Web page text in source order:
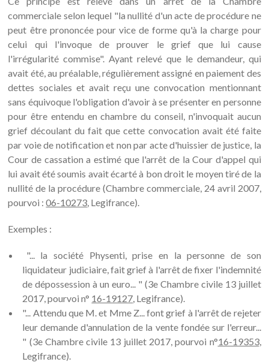
commerciale selon lequel "la nullité d'un acte de procédure ne
peut être prononcée pour vice de forme qu'à la charge pour
celui qui l'invoque de prouver le grief que lui cause
l'irrégularité commise". Ayant relevé que le demandeur, qui
avait été, au préalable, régulièrement assigné en paiement des
dettes sociales et avait reçu une convocation mentionnant
sans équivoque l'obligation d'avoir à se présenter en personne
pour être entendu en chambre du conseil, n'invoquait aucun
grief découlant du fait que cette convocation avait été faite
par voie de notification et non par acte d'huissier de justice, la
Cour de cassation a estimé que l'arrêt de la Cour d'appel qui
lui avait été soumis avait écarté à bon droit le moyen tiré de la
nullité de la procédure (Chambre commerciale, 24 avril 2007,
pourvoi :06-10273, Legifrance).
Exemples :
"... la société Physenti, prise en la personne de son
liquidateur judiciaire, fait grief à l'arrêt de fixer l'indemnité
de dépossession à un euro... " (3e Chambre civile 13 juillet
2017, pourvoi n° 16-19127, Legifrance).
"... Attendu que M. et Mme Z... font grief à l'arrêt de rejeter
leur demande d'annulation de la vente fondée sur l'erreur...
" (3e Chambre civile 13 juillet 2017, pourvoi n°16-19353,
Legifrance).